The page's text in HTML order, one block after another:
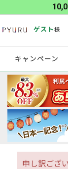
ゲスト様
キャンペーン
申し訳ござ